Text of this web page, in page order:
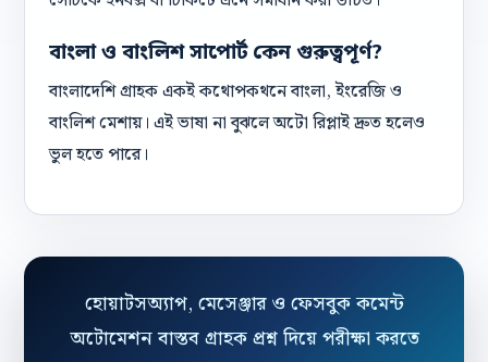
বাংলা ও বাংলিশ সাপোর্ট কেন গুরুত্বপূর্ণ?
বাংলাদেশি গ্রাহক একই কথোপকথনে বাংলা, ইংরেজি ও
বাংলিশ মেশায়। এই ভাষা না বুঝলে অটো রিপ্লাই দ্রুত হলেও
ভুল হতে পারে।
হোয়াটসঅ্যাপ, মেসেঞ্জার ও ফেসবুক কমেন্ট
অটোমেশন বাস্তব গ্রাহক প্রশ্ন দিয়ে পরীক্ষা করতে